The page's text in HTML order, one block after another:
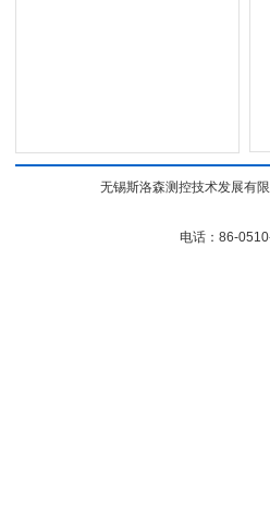
无锡斯洛森测控技术发展有
电话：86-